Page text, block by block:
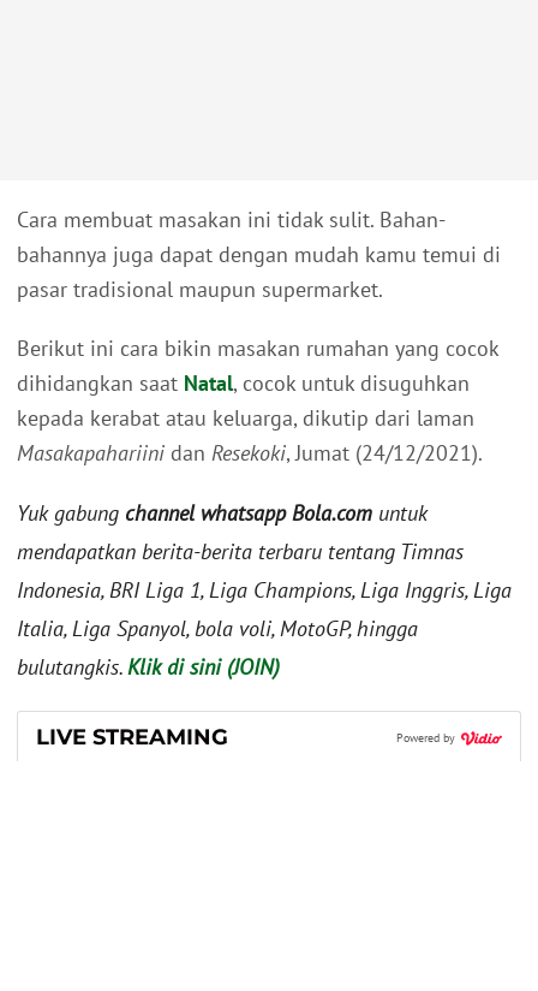
Cara membuat masakan ini tidak sulit. Bahan-
bahannya juga dapat dengan mudah kamu temui di
pasar tradisional maupun supermarket.
Berikut ini cara bikin masakan rumahan yang cocok
dihidangkan saat Natal, cocok untuk disuguhkan
kepada kerabat atau keluarga, dikutip dari laman
Masakapahariini dan Resekoki, Jumat (24/12/2021).
Yuk gabung channel whatsapp Bola.com untuk
mendapatkan berita-berita terbaru tentang Timnas
Indonesia, BRI Liga 1, Liga Champions, Liga Inggris, Liga
Italia, Liga Spanyol, bola voli, MotoGP, hingga
bulutangkis.Klik di sini (JOIN)
LIVE STREAMING Powered by